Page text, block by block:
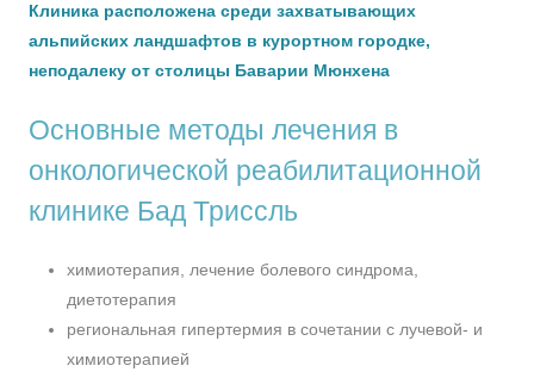
Клиника расположена среди захватывающих
альпийских ландшафтов в курортном городке,
неподалеку от столицы Баварии Мюнхена
Основные методы лечения в
онкологической реабилитационной
клинике Бад Триссль
химиотерапия, лечение болевого синдрома,
диетотерапия
региональная гипертермия в сочетании с лучевой- и
химиотерапией